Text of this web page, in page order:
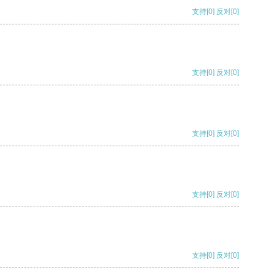
支持[0] 反对[0]
支持[0] 反对[0]
支持[0] 反对[0]
支持[0] 反对[0]
支持[0] 反对[0]